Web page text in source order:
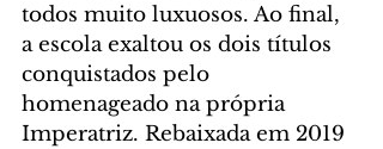
todos muito luxuosos. Ao final,
a escola exaltou os dois títulos
conquistados pelo
homenageado na própria
Imperatriz. Rebaixada em 2019